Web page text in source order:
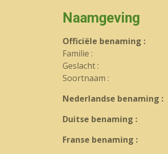
Naamgeving
Officiële benaming :
Familie :
Geslacht :
Soortnaam :
Nederlandse benaming :
Duitse benaming :
Franse benaming :